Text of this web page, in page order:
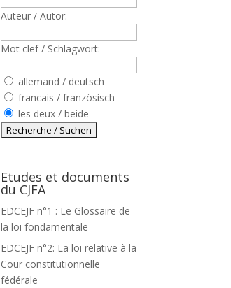
Auteur / Autor:
Mot clef / Schlagwort:
allemand / deutsch
francais / französisch
les deux / beide
Etudes et documents
du CJFA
EDCEJF n°1 : Le Glossaire de
la loi fondamentale
EDCEJF n°2: La loi relative à la
Cour constitutionnelle
fédérale